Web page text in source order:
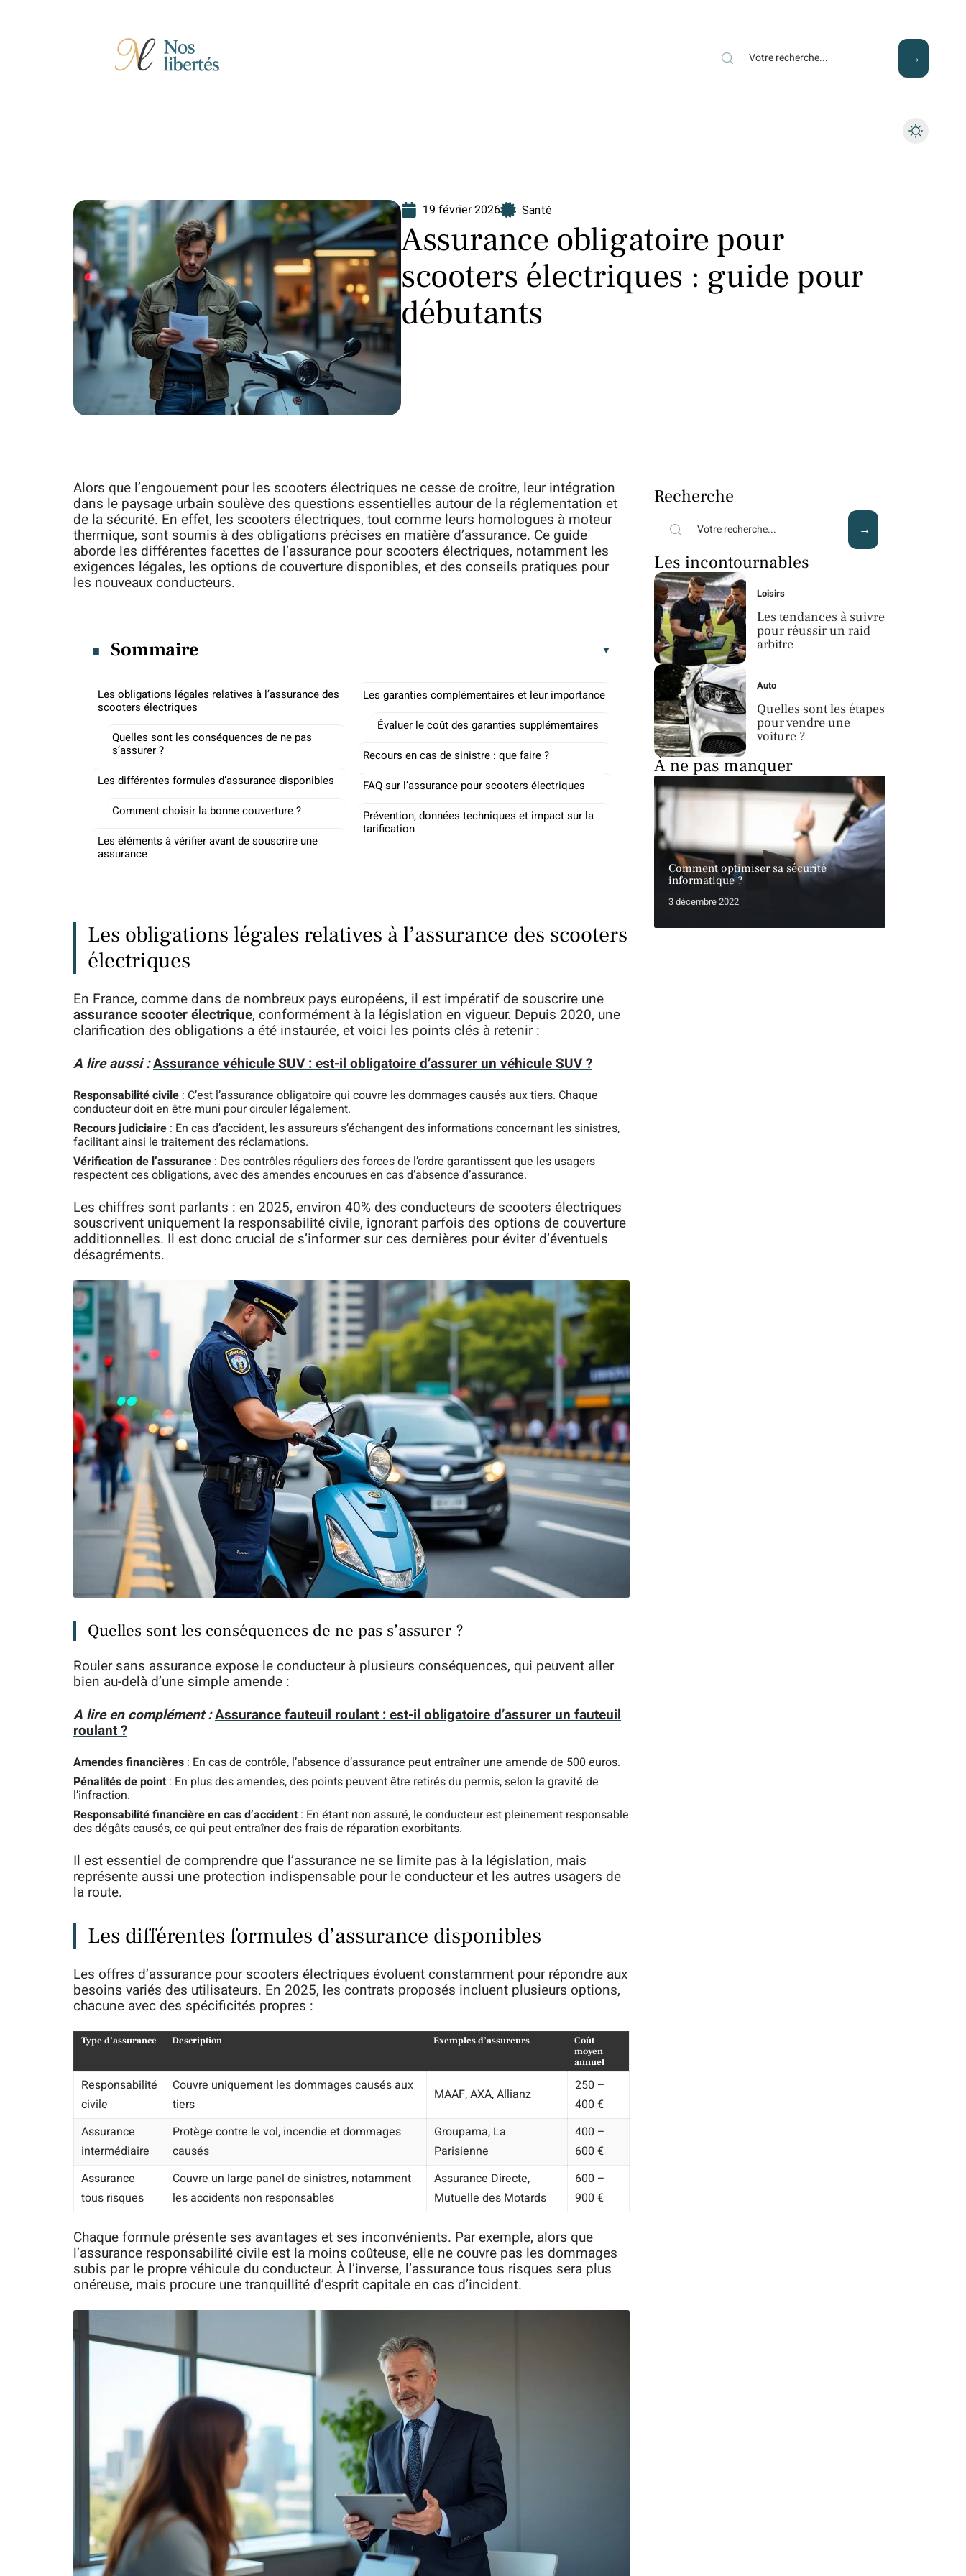
19 février 2026 Santé
Assurance obligatoire pour
scooters électriques : guide pour
débutants
Alors que l’engouement pour les scooters électriques ne cesse de croître, leur intégration
dans le paysage urbain soulève des questions essentielles autour de la réglementation et
de la sécurité. En effet, les scooters électriques, tout comme leurs homologues à moteur
thermique, sont soumis à des obligations précises en matière d’assurance. Ce guide
aborde les différentes facettes de l’assurance pour scooters électriques, notamment les
exigences légales, les options de couverture disponibles, et des conseils pratiques pour
les nouveaux conducteurs.
Sommaire
Les obligations légales relatives à l’assurance des
scooters électriques
Quelles sont les conséquences de ne pas
s’assurer ?
Les différentes formules d’assurance disponibles
Comment choisir la bonne couverture ?
Les éléments à vérifier avant de souscrire une
assurance
Les garanties complémentaires et leur importance
Évaluer le coût des garanties supplémentaires
Recours en cas de sinistre : que faire ?
FAQ sur l’assurance pour scooters électriques
Prévention, données techniques et impact sur la
tarification
Les obligations légales relatives à l’assurance des scooters
électriques
En France, comme dans de nombreux pays européens, il est impératif de souscrire une
assurance scooter électrique, conformément à la législation en vigueur. Depuis 2020, une
clarification des obligations a été instaurée, et voici les points clés à retenir :
A lire aussi :Assurance véhicule SUV : est-il obligatoire d’assurer un véhicule SUV ?
Responsabilité civile : C’est l’assurance obligatoire qui couvre les dommages causés aux tiers. Chaque
conducteur doit en être muni pour circuler légalement.
Recours judiciaire : En cas d’accident, les assureurs s’échangent des informations concernant les sinistres,
facilitant ainsi le traitement des réclamations.
Vérification de l’assurance : Des contrôles réguliers des forces de l’ordre garantissent que les usagers
respectent ces obligations, avec des amendes encourues en cas d’absence d’assurance.
Les chiffres sont parlants : en 2025, environ 40% des conducteurs de scooters électriques
souscrivent uniquement la responsabilité civile, ignorant parfois des options de couverture
additionnelles. Il est donc crucial de s’informer sur ces dernières pour éviter d’éventuels
désagréments.
Quelles sont les conséquences de ne pas s’assurer ?
Rouler sans assurance expose le conducteur à plusieurs conséquences, qui peuvent aller
bien au-delà d’une simple amende :
A lire en complément :Assurance fauteuil roulant : est-il obligatoire d’assurer un fauteuil
roulant ?
Amendes financières : En cas de contrôle, l’absence d’assurance peut entraîner une amende de 500 euros.
Pénalités de point : En plus des amendes, des points peuvent être retirés du permis, selon la gravité de
l’infraction.
Responsabilité financière en cas d’accident : En étant non assuré, le conducteur est pleinement responsable
des dégâts causés, ce qui peut entraîner des frais de réparation exorbitants.
Il est essentiel de comprendre que l’assurance ne se limite pas à la législation, mais
représente aussi une protection indispensable pour le conducteur et les autres usagers de
la route.
Les différentes formules d’assurance disponibles
Les offres d’assurance pour scooters électriques évoluent constamment pour répondre aux
besoins variés des utilisateurs. En 2025, les contrats proposés incluent plusieurs options,
chacune avec des spécificités propres :
Type d’assurance Description Exemples d’assureurs
Coût
moyen
annuel
Responsabilité
civile
Couvre uniquement les dommages causés aux
tiers
MAAF, AXA, Allianz
250 –
400 €
Assurance
intermédiaire
Protège contre le vol, incendie et dommages
causés
Groupama, La
Parisienne
400 –
600 €
Assurance
tous risques
Couvre un large panel de sinistres, notamment
les accidents non responsables
Assurance Directe,
Mutuelle des Motards
600 –
900 €
Chaque formule présente ses avantages et ses inconvénients. Par exemple, alors que
l’assurance responsabilité civile est la moins coûteuse, elle ne couvre pas les dommages
subis par le propre véhicule du conducteur. À l’inverse, l’assurance tous risques sera plus
onéreuse, mais procure une tranquillité d’esprit capitale en cas d’incident.
Recherche
Les incontournables
Loisirs
Les tendances à suivre
pour réussir un raid
arbitre
Auto
Quelles sont les étapes
pour vendre une
voiture ?
À ne pas manquer
Comment optimiser sa sécurité
informatique ?
3 décembre 2022